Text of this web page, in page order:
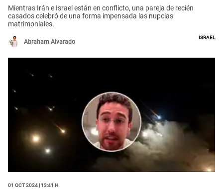
Mientras Irán e Israel están en conflicto, una pareja de recién
casados celebró de una forma impensada las nupcias
matrimoniales.
Abraham Alvarado
Israel
01 Oct 2024 | 13:41 h